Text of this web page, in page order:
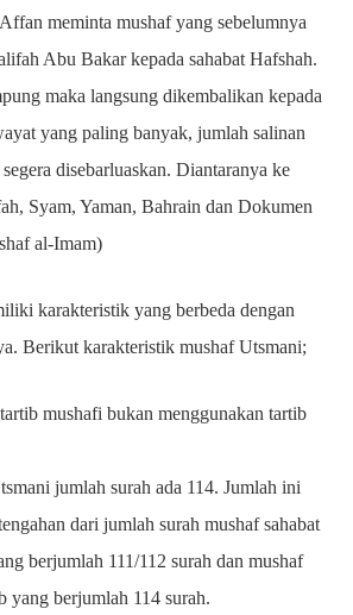
meminta mushaf yang sebelumnya
Abu Bakar kepada sahabat Hafshah.
maka langsung dikembalikan kepada
yang paling banyak, jumlah salinan
disebarluaskan. Diantaranya ke
Syam, Yaman, Bahrain dan Dokumen
al-Imam)
karakteristik yang berbeda dengan
Berikut karakteristik mushaf Utsmani;
mushafi bukan menggunakan tartib
jumlah surah ada 114. Jumlah ini
dari jumlah surah mushaf sahabat
berjumlah 111/112 surah dan mushaf
yang berjumlah 114 surah.